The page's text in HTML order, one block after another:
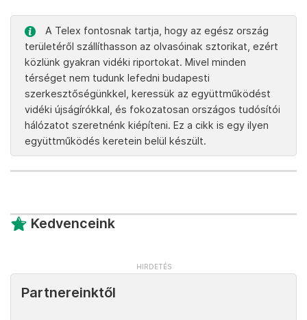
A Telex fontosnak tartja, hogy az egész ország
területéről szállíthasson az olvasóinak sztorikat, ezért
közlünk gyakran vidéki riportokat. Mivel minden
térséget nem tudunk lefedni budapesti
szerkesztőségünkkel, keressük az együttműködést
vidéki újságírókkal, és fokozatosan országos tudósítói
hálózatot szeretnénk kiépíteni. Ez a cikk is egy ilyen
együttműködés keretein belül készült.
Kedvenceink
Partnereinktől